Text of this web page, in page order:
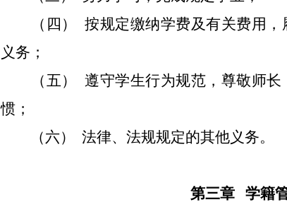
（四） 按规定缴纳学费及有关费用，
义务；
（五） 遵守学生行为规范，尊敬师长
惯；
（六） 法律、法规规定的其他义务。
第三章 学籍